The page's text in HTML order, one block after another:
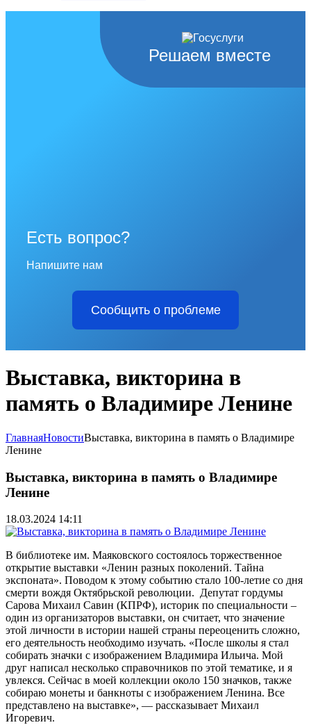
Решаем вместе
Есть вопрос?
Напишите нам
Сообщить о проблеме
Выставка, викторина в
память о Владимире Ленине
ГлавнаяНовостиВыставка, викторина в память о Владимире
Ленине
Выставка, викторина в память о Владимире
Ленине
18.03.2024 14:11
В библиотеке им. Маяковского состоялось торжественное
открытие выставки «Ленин разных поколений. Тайна
экспоната». Поводом к этому событию стало 100-летие со дня
смерти вождя Октябрьской революции. Депутат гордумы
Сарова Михаил Савин (КПРФ), историк по специальности –
один из организаторов выставки, он считает, что значение
этой личности в истории нашей страны переоценить сложно,
его деятельность необходимо изучать. «После школы я стал
собирать значки с изображением Владимира Ильича. Мой
друг написал несколько справочников по этой тематике, и я
увлекся. Сейчас в моей коллекции около 150 значков, также
собираю монеты и банкноты с изображением Ленина. Все
представлено на выставке», — рассказывает Михаил
Игоревич.